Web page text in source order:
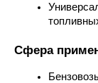
Сфера